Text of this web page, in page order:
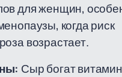
для женщин,
когда риск
возрастает.
Сыр богат